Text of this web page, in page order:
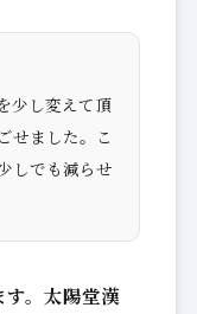
少し変えて頂
せました。こ
しでも減らせ
。太陽堂漢